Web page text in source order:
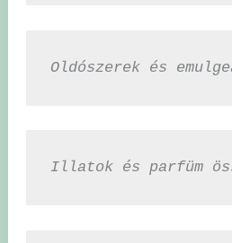
Oldószerek és
Illatok és parfüm